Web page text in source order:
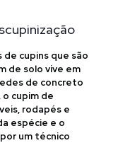
de cupins que são
de solo vive em
de concreto
o cupim de
rodapés e
espécie e o
um técnico